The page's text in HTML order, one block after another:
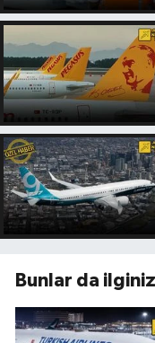
Bunlar da